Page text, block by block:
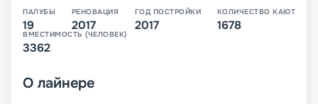
ПАЛУБЫ
19
РЕНОВАЦИЯ
2017
ГОД ПОСТРОЙКИ
2017
КОЛИЧЕСТВО КАЮТ
1678
ВМЕСТИМОСТЬ (ЧЕЛОВЕК)
3362
О лайнере